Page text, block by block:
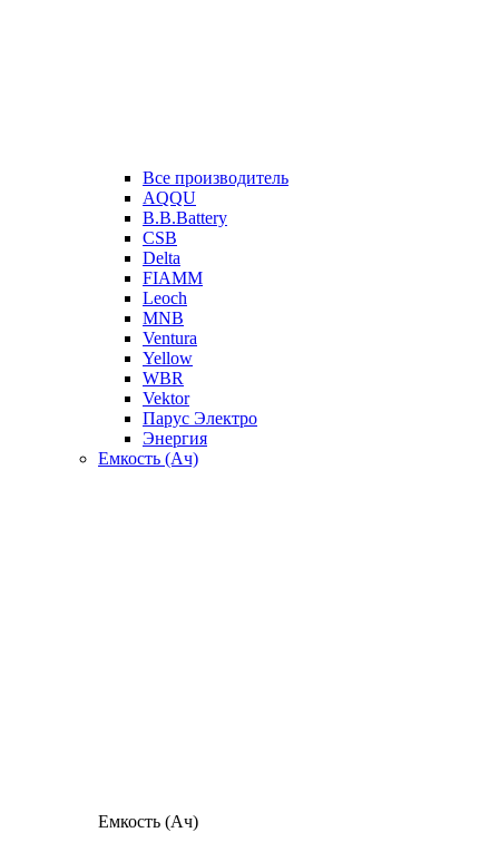
Все производитель
AQQU
B.B.Battery
CSB
Delta
FIAMM
Leoch
MNB
Ventura
Yellow
WBR
Vektor
Парус Электро
Энергия
Емкость (Ач)
Емкость (Ач)